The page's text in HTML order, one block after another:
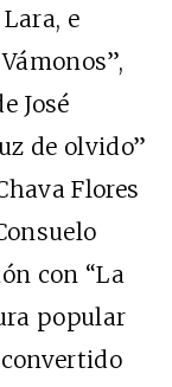
e
José
de olvido”
Flores
con “La
popular